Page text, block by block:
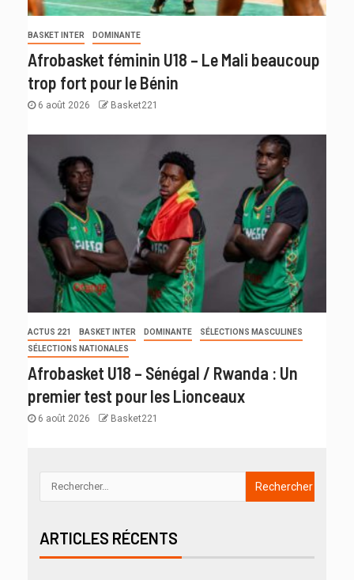
BASKET INTER DOMINANTE
Afrobasket féminin U18 – Le Mali beaucoup
trop fort pour le Bénin
6 août 2026 Basket221
ACTUS 221 BASKET INTER DOMINANTE
SÉLECTIONS MASCULINES
SÉLECTIONS NATIONALES
Afrobasket U18 – Sénégal / Rwanda : Un
premier test pour les Lionceaux
6 août 2026 Basket221
ARTICLES RÉCENTS